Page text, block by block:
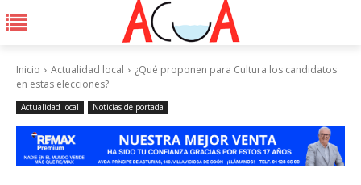
Inicio Actualidad local
¿Qué proponen para Cultura los candidatos
en estas elecciones?
Actualidad local Noticias de portada